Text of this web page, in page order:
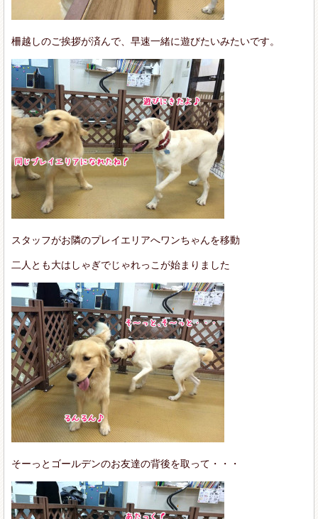
柵越しのご挨拶が済んで、早速一緒に遊びたいみたいです。
スタッフがお隣のプレイエリアへワンちゃんを移動
二人とも大はしゃぎでじゃれっこが始まりました
そーっとゴールデンのお友達の背後を取って・・・